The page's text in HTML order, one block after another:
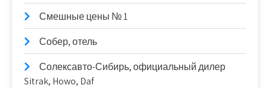
Смешные цены № 1
Собер, отель
Солексавто-Сибирь, официальный дилер
Sitrak, Howo, Daf